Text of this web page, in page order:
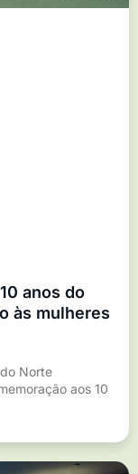
anos do
às mulheres
Norte
aos 10